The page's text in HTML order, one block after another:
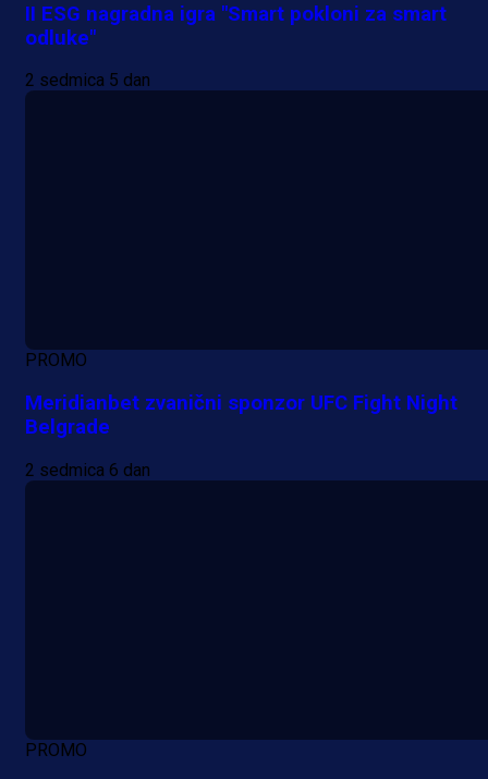
II ESG nagradna igra "Smart pokloni za smart
odluke"
2 sedmica 5 dan
PROMO
Meridianbet zvanični sponzor UFC Fight Night
Belgrade
2 sedmica 6 dan
PROMO